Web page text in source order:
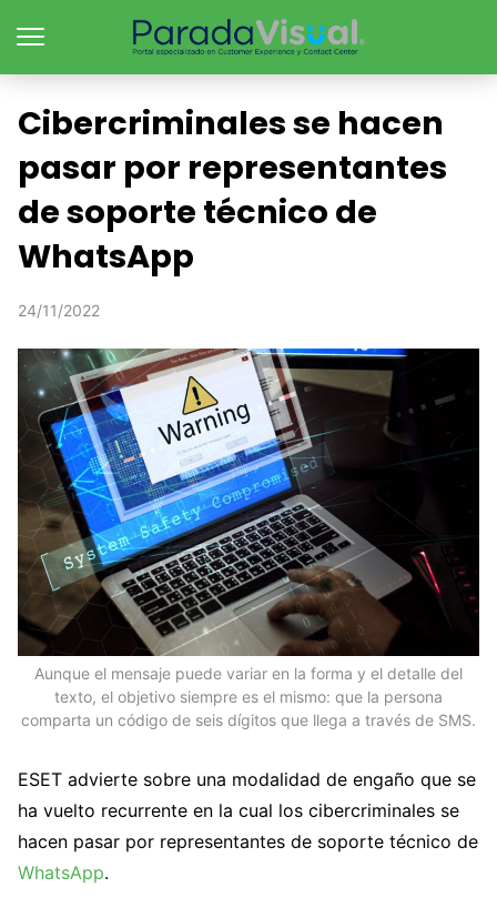
Cibercriminales se hacen
pasar por representantes
de soporte técnico de
WhatsApp
24/11/2022
Aunque el mensaje puede variar en la forma y el detalle del
texto, el objetivo siempre es el mismo: que la persona
comparta un código de seis dígitos que llega a través de SMS.
ESET advierte sobre una modalidad de engaño que se
ha vuelto recurrente en la cual los cibercriminales se
hacen pasar por representantes de soporte técnico de
WhatsApp.